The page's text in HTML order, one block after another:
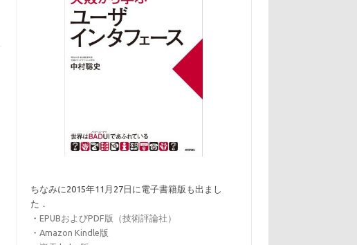
ちなみに2015年11月27日に電子書籍版も出まし
た．
・EPUBおよびPDF版（技術評論社）
・Amazon Kindle版